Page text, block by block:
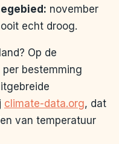
november
echt droog.
Op de
bestemming
climate-data.org, dat
van temperatuur